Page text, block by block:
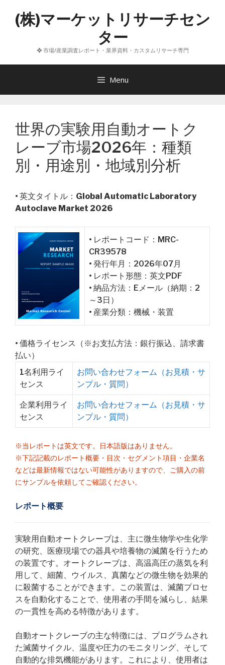
へ
(株)マーケットリサーチセン
ター
❖ 市場/産業調査レポート・業界資料・カスタムリサーチ専門
Menu
世界の実験用自動オートク
レーブ市場2026年：種類
別・用途別・地域別分析
• 英文タイトル： Global Automatic Laboratory
Autoclave Market 2026
• レポートコード：MRC-
CR39578
• 発行年月：2026年07月
• レポート形態：英文PDF
• 納品方法：Eメール（納期：2
～3日）
• 産業分類：機械・装置
• 価格ライセンス（※お支払方法：銀行振込、請求書
払い）
1名利用ライ
センス
お問い合わせフォーム（お見積・サ
ンプル・質問）
企業利用ライ
センス
お問い合わせフォーム（お見積・サ
ンプル・質問）
※当レポートは英文です。日本語版はありません。
※下記記載のレポート概要・目次・セグメント項目・企業名
などは最新情報ではない可能性がありますので、ご購入の前
にサンプルを依頼してご確認ください。
レポート概要
実験用自動オートクレーブは、主に微生物学や生化学
の研究、医療現場での器具や培養物の滅菌を行うため
の装置です。オートクレーブは、高温高圧の蒸気を利
用して、細菌、ウイルス、真菌などの微生物を効果的
に殺菌することができます。この装置は、滅菌プロセ
スを自動化することで、使用者の手間を減らし、結果
の一貫性を高める特徴があります。
自動オートクレーブの主な特徴には、プログラムされ
た滅菌サイクル、温度や圧力のモニタリング、そして
自動的な排気機能があります。これにより、使用者は